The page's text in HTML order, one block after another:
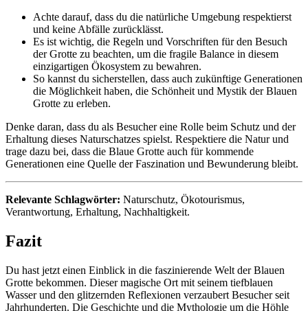
Achte darauf, dass du die natürliche Umgebung respektierst
und keine Abfälle zurücklässt.
Es ist wichtig, die Regeln und Vorschriften für den Besuch
der Grotte zu beachten, um die fragile Balance in diesem
einzigartigen Ökosystem zu bewahren.
So kannst du sicherstellen, dass auch zukünftige Generationen
die Möglichkeit haben, die Schönheit und Mystik der Blauen
Grotte zu erleben.
Denke daran, dass du als Besucher eine Rolle beim Schutz und der
Erhaltung dieses Naturschatzes spielst. Respektiere die Natur und
trage dazu bei, dass die Blaue Grotte auch für kommende
Generationen eine Quelle der Faszination und Bewunderung bleibt.
Relevante Schlagwörter: Naturschutz, Ökotourismus,
Verantwortung, Erhaltung, Nachhaltigkeit.
Fazit
Du hast jetzt einen Einblick in die faszinierende Welt der Blauen
Grotte bekommen. Dieser magische Ort mit seinem tiefblauen
Wasser und den glitzernden Reflexionen verzaubert Besucher seit
Jahrhunderten. Die Geschichte und die Mythologie um die Höhle